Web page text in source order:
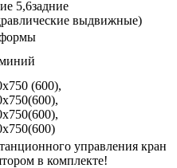
5,6задние
выдвижные)
(600),
управления кран
в комплекте!